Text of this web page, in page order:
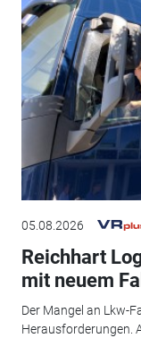
05.08.2026
Reichhart
mit neuem
Der Mangel an Lkw-
Herausforderungen.